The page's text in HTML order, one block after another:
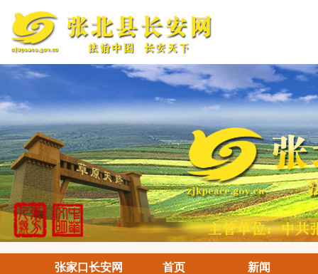
张家口长安网 首页 新闻